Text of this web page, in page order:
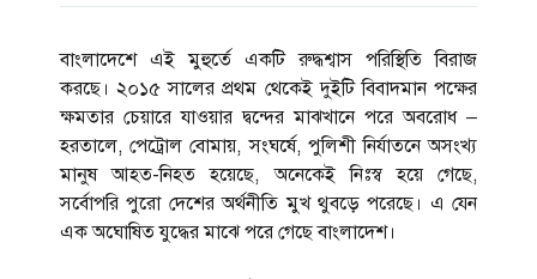
বাংলাদেশে এই মুহুর্তে একটি রুদ্ধশ্বাস পরিস্থিতি বিরাজ
করছে। ২০১৫ সালের প্রথম থেকেই দুইটি বিবাদমান পক্ষের
ক্ষমতার চেয়ারে যাওয়ার দ্বন্দের মাঝখানে পরে অবরোধ –
হরতালে, পেট্রোল বোমায়, সংঘর্ষে, পুলিশী নির্যাতনে অসংখ্য
মানুষ আহত-নিহত হয়েছে, অনেকেই নিঃস্ব হয়ে গেছে,
সর্বোপরি পুরো দেশের অর্থনীতি মুখ থুবড়ে পরেছে। এ যেন
এক অঘোষিত যুদ্ধের মাঝে পরে গেছে বাংলাদেশ।